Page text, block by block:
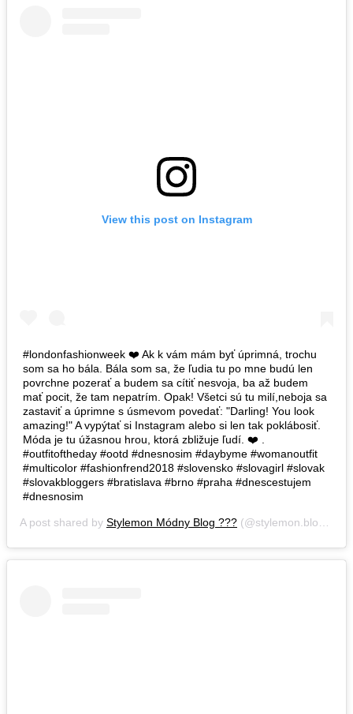
View this post on Instagram
#londonfashionweek ❤️ Ak k vám mám byť úprimná, trochu
som sa ho bála. Bála som sa, že ľudia tu po mne budú len
povrchne pozerať a budem sa cítiť nesvoja, ba až budem
mať pocit, že tam nepatrím. Opak! Všetci sú tu milí,neboja sa
zastaviť a úprimne s úsmevom povedať: "Darling! You look
amazing!" A vypýtať si Instagram alebo si len tak poklábosiť.
Móda je tu úžasnou hrou, ktorá zbližuje ľudí. ❤️ .
#outfitoftheday #ootd #dnesnosim #daybyme #womanoutfit
#multicolor #fashionfrend2018 #slovensko #slovagirl #slovak
#slovakbloggers #bratislava #brno #praha #dnescestujem
#dnesnosim
A post shared by Stylemon Módny Blog ??? (@stylemon.blog) on